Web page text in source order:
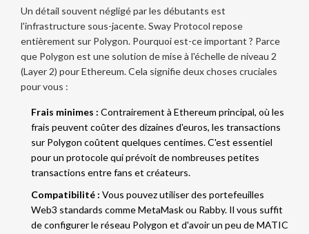
Un détail souvent négligé par les débutants est
l'infrastructure sous-jacente. Sway Protocol repose
entièrement sur Polygon. Pourquoi est-ce important ? Parce
que Polygon est une solution de mise à l'échelle de niveau 2
(Layer 2) pour Ethereum. Cela signifie deux choses cruciales
pour vous :
Frais minimes : Contrairement à Ethereum principal, où les
frais peuvent coûter des dizaines d'euros, les transactions
sur Polygon coûtent quelques centimes. C'est essentiel
pour un protocole qui prévoit de nombreuses petites
transactions entre fans et créateurs.
Compatibilité : Vous pouvez utiliser des portefeuilles
Web3 standards commeMetaMaskou Rabby. Il vous suffit
de configurer le réseau Polygon et d'avoir un peu deMATIC